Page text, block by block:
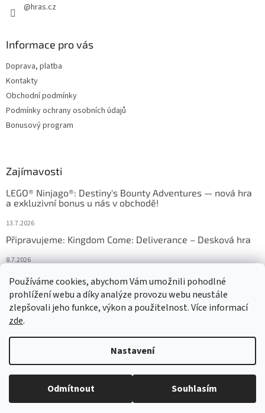
Používáme cookies, abychom Vám umožnili pohodlné
prohlížení webu a díky analýze provozu webu neustále
zlepšovali jeho funkce, výkon a použitelnost. Více informací
zde.
Nastavení
Odmítnout Souhlasím
@hras.cz
Informace pro vás
Doprava, platba
Kontakty
Obchodní podmínky
Podmínky ochrany osobních údajů
Bonusový program
Zajímavosti
LEGO® Ninjago®: Destiny's Bounty Adventures — nová hra
a exkluzivní bonus u nás v obchodě!
13.7.2026
Připravujeme: Kingdom Come: Deliverance – Desková hra
8.7.2026
Nejlepší deskové hry: výběr, který frčí v celém Česku
18.6.2026
Copyright 2026HRAS. Všechna práva vyhrazena.Upravit nastavení